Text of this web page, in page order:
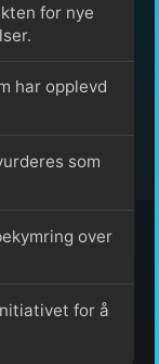
for nye
har opplevd
som
over
for å